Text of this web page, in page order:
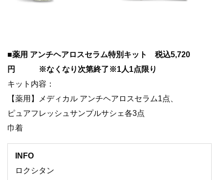
■薬用 アンチヘアロスセラム特別キット 税込5,720
円 ※なくなり次第終了※1人1点限り
キット内容：
【薬用】メディカル アンチヘアロスセラム1点、
ピュアフレッシュサンプルサシェ各3点
巾着
INFO
ロクシタン